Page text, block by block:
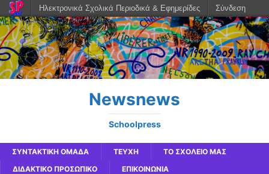
Newsnews
Schoolpress
ΣΥΝΤΑΚΤΙΚΗ ΟΜΑΔΑ ΤΕΥΧΗ
ΤΟ ΣΧΟΛΕΙΟ ΜΑΣ
ΔΙΔΑΚΤΙΚΟ ΠΡΟΣΩΠΙΚΟ
ΕΠΙΚΟΙΝΩΝΙΑ
Ηλεκτρονικά Σχολικά Περιοδικά & Εφημερίδες Σύνδεση